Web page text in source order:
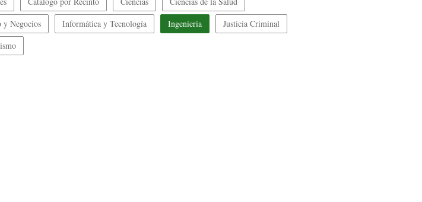
y Negocios Informática y Tecnología Ingenieria
Justicia Criminal